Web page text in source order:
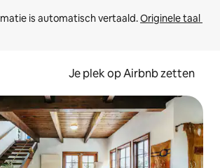
is automatisch vertaald. Originele taal
Je plek op Airbnb zetten